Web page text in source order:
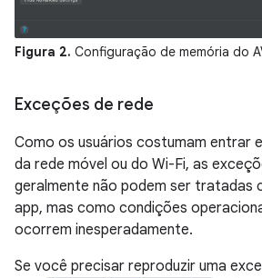
Figura 2. Configuração de memória do
Exceções de rede
Como os usuários costumam entrar
da rede móvel ou do Wi-Fi, as
geralmente não podem ser tratadas
app, mas como condições
ocorrem inesperadamente.
Se você precisar reproduzir uma